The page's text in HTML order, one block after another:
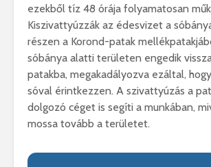
ezekből tíz 48 órája folyamatosan
Kiszivattyúzzák az édesvizet a
részen a Korond-patak
sóbánya alatti területen engedik
patakba, megakadályozva ezáltal,
sóval érintkezzen. A szivattyúzás a
dolgozó céget is segíti a munkában,
mossa tovább a területet.